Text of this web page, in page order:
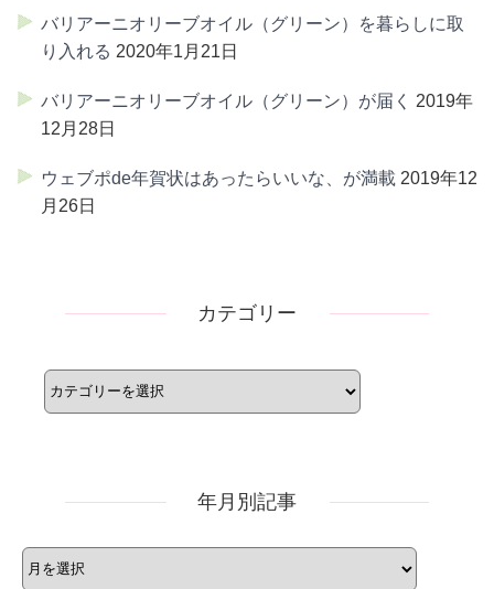
バリアーニオリーブオイル（グリーン）を暮らしに取
り入れる 2020年1月21日
バリアーニオリーブオイル（グリーン）が届く
2019年
12月28日
ウェブポde年賀状はあったらいいな、が満載 2019年12
月26日
カテゴリー
年月別記事